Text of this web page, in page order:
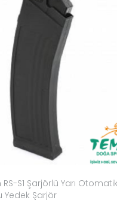
model için
gelmez; ancak ürün
Dikkat
model adı
açıkça eşleşmelidir.
karıştırılmamalıdır.
amacına göre
S1 Şarjörlü Yarı Otomatik
Yedek Şarjör